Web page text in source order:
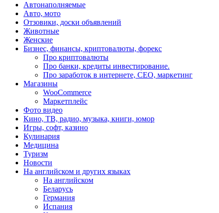
Автонаполняемые
Авто, мото
Отзовики, доски объявлений
Животные
Женские
Бизнес, финансы, криптовалюты, форекс
Про криптовалюты
Про банки, кредиты инвестирование.
Про заработок в интернете, СЕО, маркетинг
Магазины
WooCommerce
Маркетплейс
Фото видео
Кино, ТВ, радио, музыка, книги, юмор
Игры, софт, казино
Кулинария
Медицина
Туризм
Новости
На английском и других языках
На английском
Беларусь
Германия
Испания